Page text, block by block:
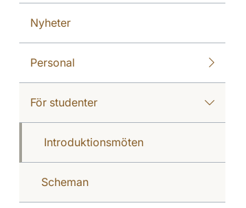
Nyheter
Personal
För studenter
Introduktionsmöten
Scheman